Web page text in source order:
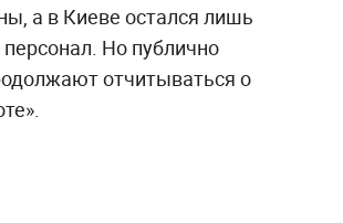
а в Киеве остался лишь
Но публично
отчитываться о